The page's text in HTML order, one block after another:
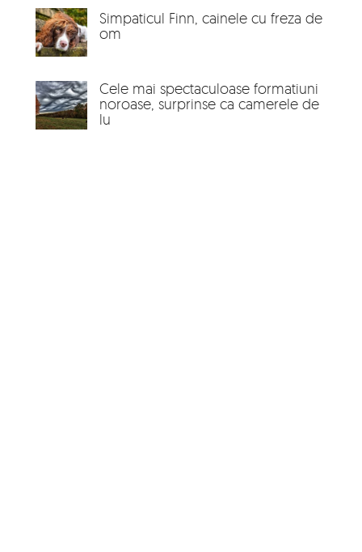
Simpaticul Finn, cainele cu freza de
om
Cele mai spectaculoase formatiuni
noroase, surprinse ca camerele de
lu